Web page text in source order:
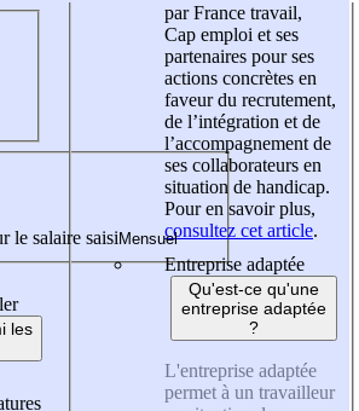
le salaire saisi
les
par France travail,
Cap emploi et ses
partenaires pour ses
actions concrètes en
faveur du recrutement,
de l’intégration et de
l’accompagnement de
ses collaborateurs en
situation de handicap.
Pour en savoir plus,
consultez cet article.
Entreprise adaptée
Qu'est-ce qu'une
entreprise adaptée
?
L'entreprise adaptée
permet à un travailleur